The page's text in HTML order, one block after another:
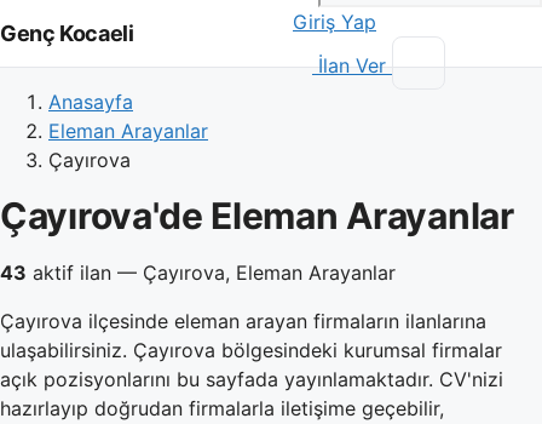
Genç Kocaeli
Giriş Yap
İlan Ver
Anasayfa
Eleman Arayanlar
Çayırova
Çayırova'de Eleman Arayanlar
43 aktif ilan — Çayırova, Eleman Arayanlar
Çayırova ilçesinde eleman arayan firmaların ilanlarına
ulaşabilirsiniz. Çayırova bölgesindeki kurumsal firmalar
açık pozisyonlarını bu sayfada yayınlamaktadır. CV'nizi
hazırlayıp doğrudan firmalarla iletişime geçebilir,